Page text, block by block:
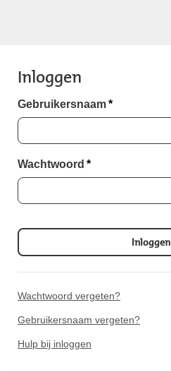
Inloggen
Gebruikersnaam*
Wachtwoord *
Inloggen
Wachtwoord vergeten?
Gebruikersnaam vergeten?
Hulp bij inloggen